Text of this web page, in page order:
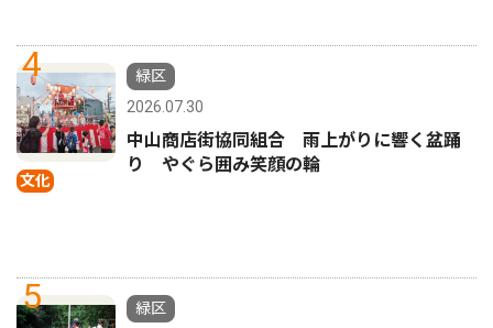
4
文化
緑区
2026.07.30
中山商店街協同組合 雨上がりに響く盆踊
り やぐら囲み笑顔の輪
5
緑区